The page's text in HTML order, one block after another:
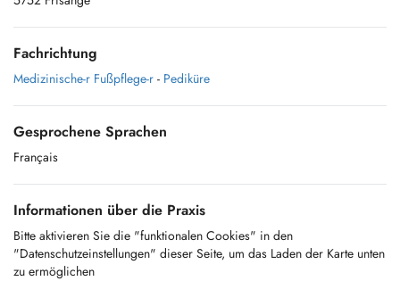
Fachrichtung
Medizinische-r Fußpflege-r - Pediküre
Gesprochene Sprachen
Français
Informationen über die Praxis
Bitte aktivieren Sie die "funktionalen Cookies" in den
"Datenschutzeinstellungen" dieser Seite, um das Laden der Karte unten
zu ermöglichen